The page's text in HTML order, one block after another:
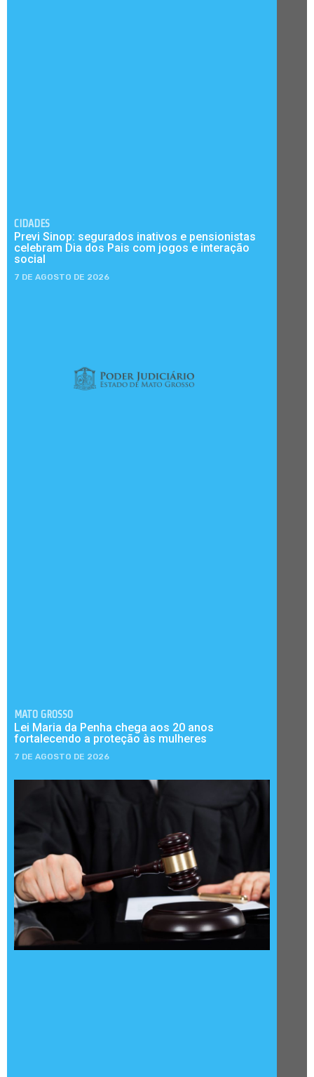
CIDADES
Previ Sinop: segurados inativos e pensionistas
celebram Dia dos Pais com jogos e interação
social
7 DE AGOSTO DE 2026
MATO GROSSO
Lei Maria da Penha chega aos 20 anos
fortalecendo a proteção às mulheres
7 DE AGOSTO DE 2026